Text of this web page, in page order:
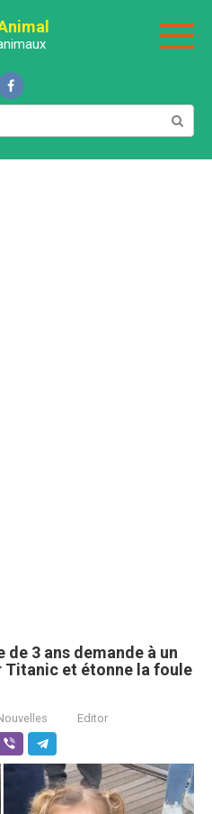
3 ans demande à un
Titanic et étonne la foule
Editor